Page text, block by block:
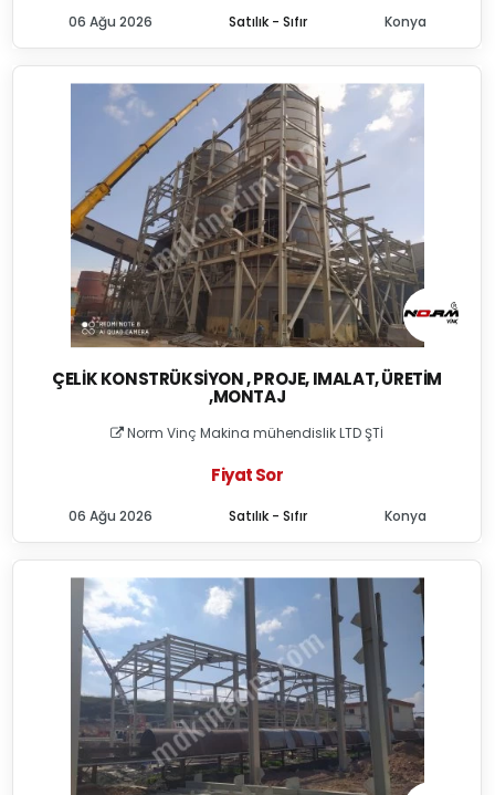
Satılık - Sıfır
06 Ağu 2026 Konya
ÇELIK KONSTRÜKSIYON , PROJE, IMALAT, ÜRETIM
,MONTAJ
Norm Vinç Makina mühendislik LTD ŞTİ
Fiyat Sor
Satılık - Sıfır
06 Ağu 2026 Konya